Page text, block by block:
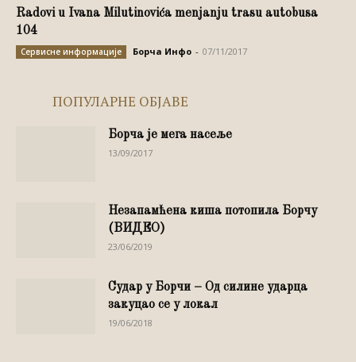
Radovi u Ivana Milutinovića menjanju trasu autobusa
104
Сервисне информације Борча Инфо - 07/11/2017
ПОПУЛАРНЕ ОБЈАВЕ
Борча је мега насеље
13/09/2017
Незапамћена киша потопила Борчу
(ВИДЕО)
23/06/2019
Судар у Борчи – Од силине ударца
закуцао се у локал
19/06/2018